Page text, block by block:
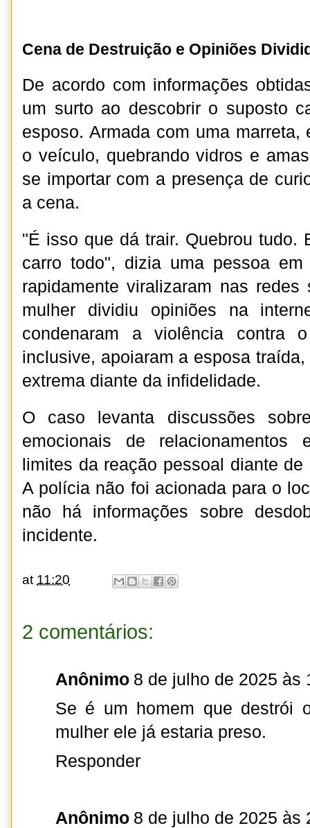
Cena de Destruição e Opiniões
De acordo com informações
um surto ao descobrir o suposto
esposo. Armada com uma marreta,
o veículo, quebrando vidros e
se importar com a presença de
a cena.
"É isso que dá trair. Quebrou tudo.
carro todo", dizia uma pessoa
rapidamente viralizaram nas
mulher dividiu opiniões na
condenaram a violência contra
inclusive, apoiaram a esposa
extrema diante da infidelidade.
O caso levanta discussões
emocionais de relacionamentos
limites da reação pessoal diante
A polícia não foi acionada para o
não há informações sobre
incidente.
at 11:20
2 comentários:
Anônimo 8 de julho de 2025 às
Se é um homem que destrói
mulher ele já estaria preso.
Responder
Anônimo 8 de julho de 2025 às